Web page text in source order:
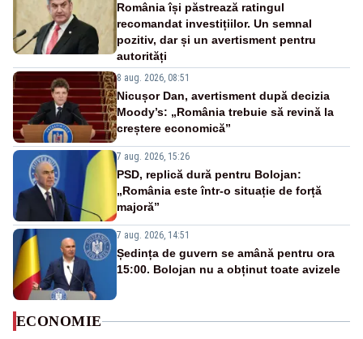
România își păstrează ratingul
recomandat investițiilor. Un semnal
pozitiv, dar și un avertisment pentru
autorități
8 aug. 2026, 08:51
Nicușor Dan, avertisment după decizia
Moody’s: „România trebuie să revină la
creștere economică”
7 aug. 2026, 15:26
PSD, replică dură pentru Bolojan:
„România este într-o situație de forță
majoră”
7 aug. 2026, 14:51
Ședința de guvern se amână pentru ora
15:00. Bolojan nu a obținut toate avizele
ECONOMIE